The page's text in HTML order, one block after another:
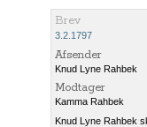
Brev
3.2.1797
Afsender
Knud Lyne Rahbek
Modtager
Kamma Rahbek
Knud Lyne Rahbek